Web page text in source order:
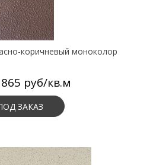
коричневый моноколор
руб/кв.м
ЗАКАЗ